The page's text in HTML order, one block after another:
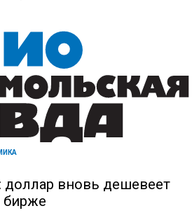
доллар вновь дешевеет
бирже